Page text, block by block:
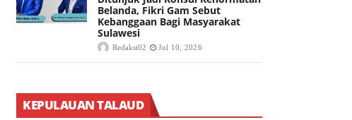
Belanda, Fikri Gam Sebut
Kebanggaan Bagi Masyarakat
Sulawesi
Redaksi02 Jul 10, 2026
KEPULAUAN TALAUD